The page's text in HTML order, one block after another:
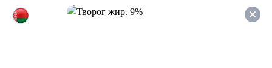
Оформляйте заказ НА
САМОВЫВОЗ и получайте